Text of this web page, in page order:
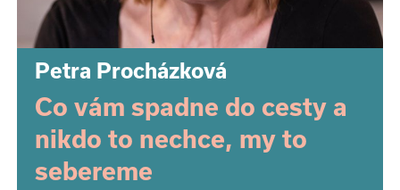
Petra Procházková
Co vám spadne do cesty a
nikdo to nechce, my to
sebereme